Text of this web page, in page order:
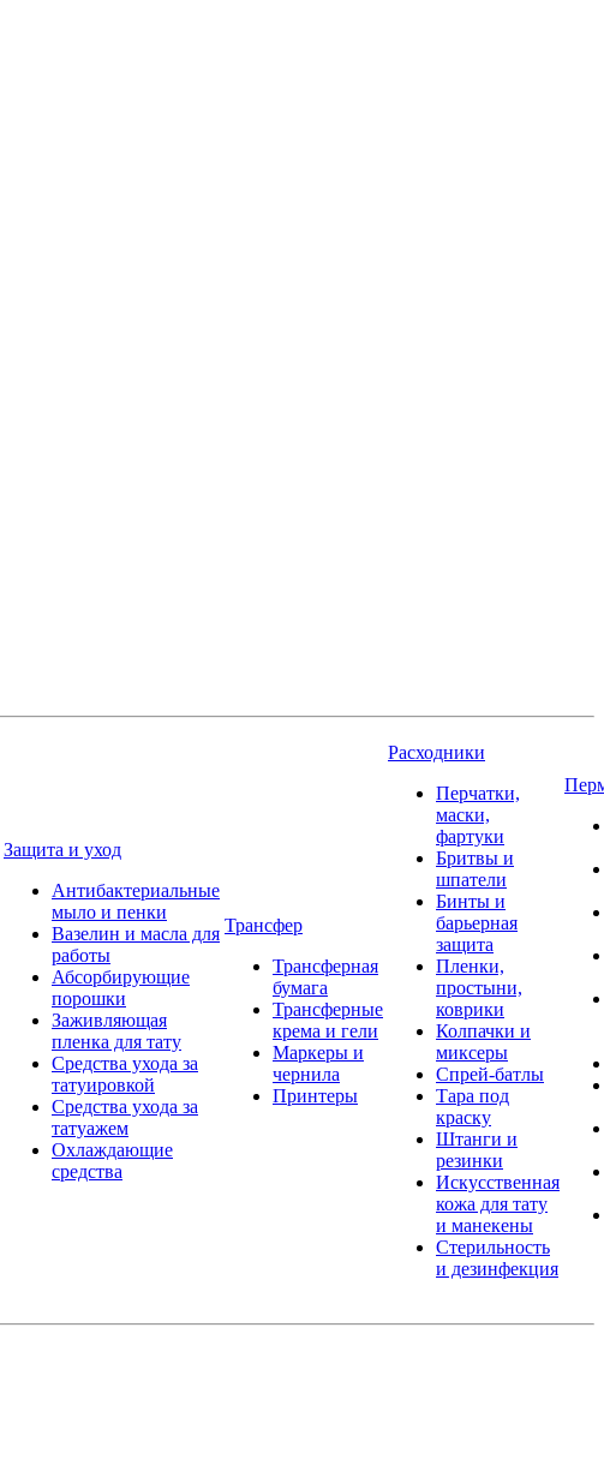
Защита и уход
Антибактериальные
мыло и пенки
Вазелин и масла для
работы
Абсорбирующие
порошки
Заживляющая
пленка для тату
Средства ухода за
татуировкой
Средства ухода за
татуажем
Охлаждающие
средства
Трансфер
Трансферная
бумага
Трансферные
крема и гели
Маркеры и
чернила
Принтеры
Расходники
Перчатки,
маски,
фартуки
Бритвы и
шпатели
Бинты и
барьерная
защита
Пленки,
простыни,
коврики
Колпачки и
миксеры
Спрей-батлы
Тара под
краску
Штанги и
резинки
Искусственная
кожа для тату
и манекены
Стерильность
и дезинфекция